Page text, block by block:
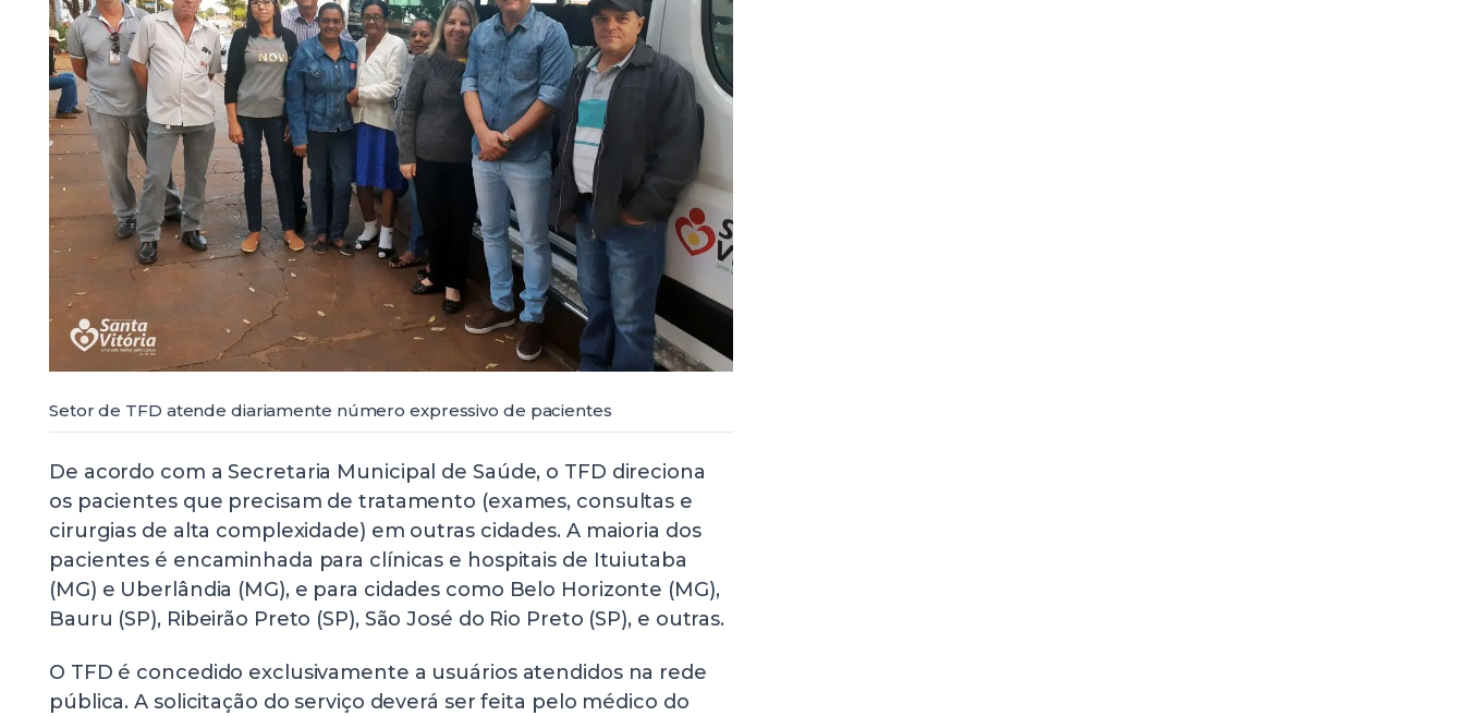
Setor de TFD atende diariamente número expressivo de pacientes
De acordo com a Secretaria Municipal de Saúde, o TFD direciona
os pacientes que precisam de tratamento (exames, consultas e
cirurgias de alta complexidade) em outras cidades. A maioria dos
pacientes é encaminhada para clínicas e hospitais de Ituiutaba
(MG) e Uberlândia (MG), e para cidades como Belo Horizonte (MG),
Bauru (SP), Ribeirão Preto (SP), São José do Rio Preto (SP), e outras.
O TFD é concedido exclusivamente a usuários atendidos na rede
pública. A solicitação do serviço deverá ser feita pelo médico do